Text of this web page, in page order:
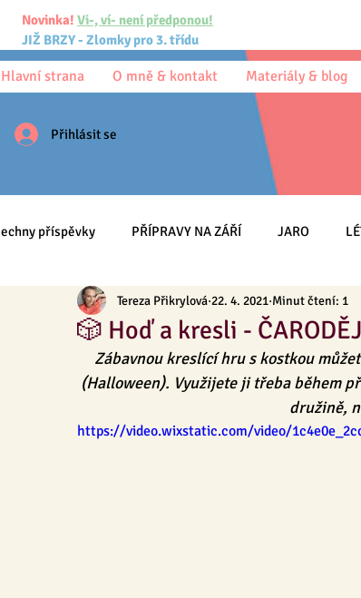
Novinka! Vi-, ví- není předponou!
JIŽ BRZY - Zlomky pro 3. třídu
Hlavní strana O mně & kontakt Materiály & blog
Přihlásit se
příspěvky PŘÍPRAVY NA ZÁŘÍ JARO
Pracovní listy Ke stažení Omalovánky
Anglický jazyk Učíme se HRY Třída
🎲 Hoď a kresli -
Tereza Přikrylová 22. 4. 2021 Minut čtení: 1
Zábavnou kreslící hru s kostkou
(Halloween). Využijete ji třeba během
družině,
https://video.wixstatic.com/video/